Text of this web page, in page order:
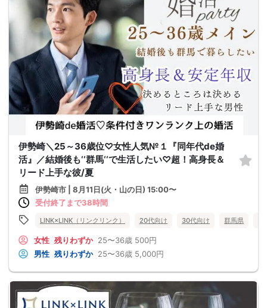
伊勢崎＼25～36歳位♡女性人気№１『同年代de婚
活』／結婚後も‘‘群馬‘‘で生活したい♡超！高身長＆
リード上手な彼/夏
伊勢崎市 | 8月11日(火・山の日) 15:00〜
受付終了まで38時間
LINK×LINK（リンクリンク） 20代向け 30代向け 群馬県
女性 残りわずか 25〜36歳 500円
男性 残りわずか 25〜36歳 5,000円